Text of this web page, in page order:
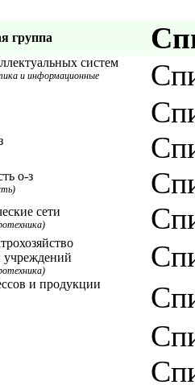
группа
систем
и информационные
о-з
сети
учреждений
и продукции